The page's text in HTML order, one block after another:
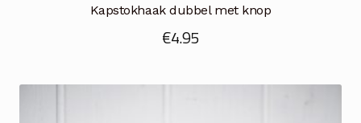
Kapstokhaak dubbel met knop
€4.95